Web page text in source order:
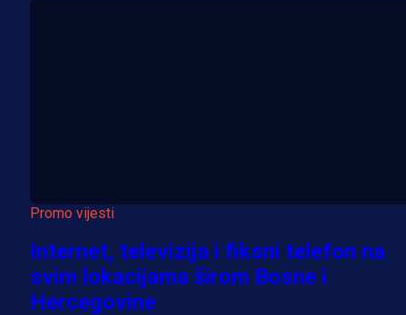
Promo vijesti
Internet, televizija i fiksni telefon na
svim lokacijama širom Bosne i
Hercegovine